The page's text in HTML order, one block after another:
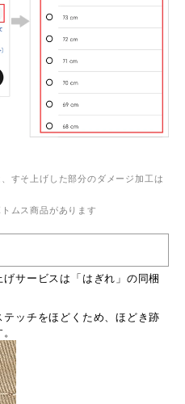
すそ上げした部分のダメージ加工は
ムス商品があります
サービスは「はぎれ」の同梱
ッチをほどくため、ほどき跡